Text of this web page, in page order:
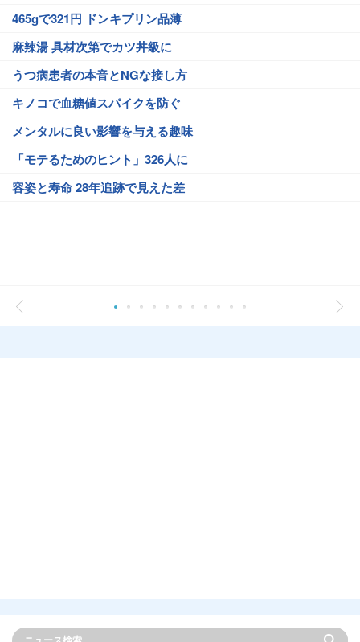
465gで321円 ドンキプリン品薄
麻辣湯 具材次第でカツ丼級に
うつ病患者の本音とNGな接し方
キノコで血糖値スパイクを防ぐ
メンタルに良い影響を与える趣味
「モテるためのヒント」326人に
容姿と寿命 28年追跡で見えた差